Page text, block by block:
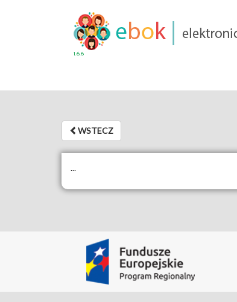
1.6.6
WSTECZWSTECZ
...